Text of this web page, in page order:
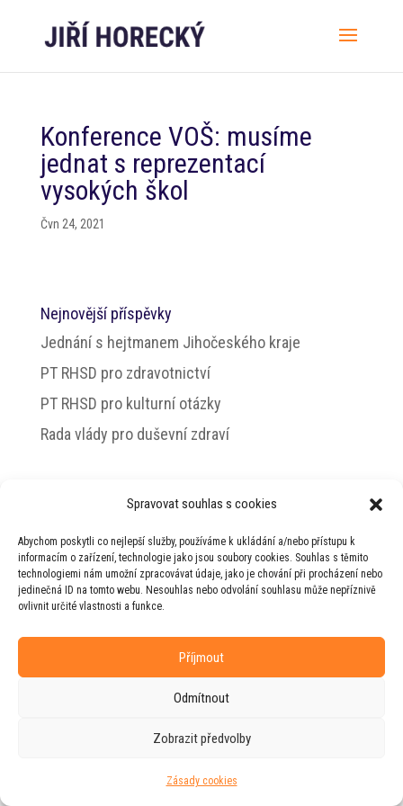
Spravovat souhlas s cookies
Abychom poskytli co nejlepší služby, používáme k ukládání a/nebo přístupu k
informacím o zařízení, technologie jako jsou soubory cookies. Souhlas s těmito
technologiemi nám umožní zpracovávat údaje, jako je chování při procházení nebo
jedinečná ID na tomto webu. Nesouhlas nebo odvolání souhlasu může nepříznivě
ovlivnit určité vlastnosti a funkce.
Příjmout
Odmítnout
Zobrazit předvolby
Zásady cookies
Konference VOŠ: musíme
jednat s reprezentací
vysokých škol
Čvn 24, 2021
Nejnovější příspěvky
Jednání s hejtmanem Jihočeského kraje
PT RHSD pro zdravotnictví
PT RHSD pro kulturní otázky
Rada vlády pro duševní zdraví
Horeckého
Web vytvořila firmaRUDIve spolupráci s
agenturou